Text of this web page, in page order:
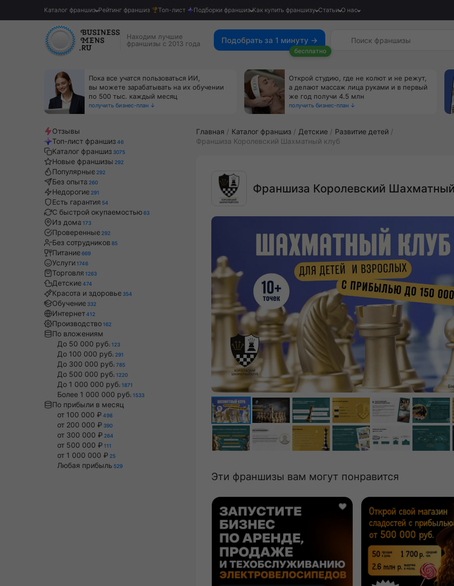
Каталог франшиз Рейтинг франшиз Топ-лист Подборки франшиз Как купить франшизу Статьи О нас
Находим лучшие
франшизы с 2013 года
Подобрать за 1 минуту →
бесплатно
Пока все учатся пользоваться ИИ,
вы можете зарабатывать на их обучении
по 500 тыс. каждый месяц
получить бизнес-план ↓
Открой студию, где не колют и не режут,
а делают массаж лица руками и в первый
же год получи 4.5 млн
получить бизнес-план ↓
Отзывы
Топ-лист франшиз 46
Каталог франшиз 3075
Новые франшизы 292
Популярные 292
Без опыта 260
Недорогие 291
Есть гарантия 54
С быстрой окупаемостью63
Из дома 173
Проверенные 292
Без сотрудников 85
Питание669
Услуги 1746
Торговля 1263
Детские474
Красота и здоровье 354
Обучение 332
Интернет412
Производство162
По вложениям
До 50 000 руб. 123
До 100 000 руб. 291
До 300 000 руб. 785
До 500 000 руб. 1220
До 1 000 000 руб. 1871
Более 1 000 000 руб. 1533
По прибыли в месяц
от 100 000 ₽ 498
от 200 000 ₽ 390
от 300 000 ₽ 264
от 500 000 ₽ 111
от 1 000 000 ₽ 25
Любая прибыль 529
Главная Каталог франшиз Детские
Развитие детей
Франшиза Королевский Шахматный клуб
Франшиза Королевский
Эти франшизы вам могут понравится